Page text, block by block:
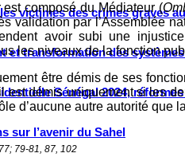
victimes des crimes graves
et transformation des
Sénégal 2024,
sur l’avenir du Sahel
composé du Médiateur (
validation par l’Assemblée
avoir subi une
les niveaux de la fonction
être démis de ses
est démis uniquement si les
d’aucune autre autorité que
79-81, 87, 102